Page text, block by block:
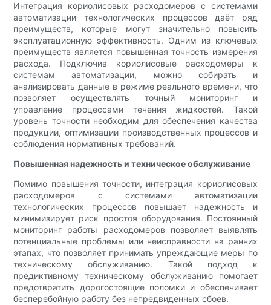
Интеграция кориолисовых расходомеров с системами
автоматизации технологических процессов даёт ряд
преимуществ, которые могут значительно повысить
эксплуатационную эффективность. Одним из ключевых
преимуществ является повышенная точность измерения
расхода. Подключив кориолисовые расходомеры к
системам автоматизации, можно собирать и
анализировать данные в режиме реального времени, что
позволяет осуществлять точный мониторинг и
управление процессами течения жидкостей. Такой
уровень точности необходим для обеспечения качества
продукции, оптимизации производственных процессов и
соблюдения нормативных требований.
Повышенная надежность и техническое обслуживание
Помимо повышения точности, интеграция кориолисовых
расходомеров с системами автоматизации
технологических процессов повышает надежность и
минимизирует риск простоя оборудования. Постоянный
мониторинг работы расходомеров позволяет выявлять
потенциальные проблемы или неисправности на ранних
этапах, что позволяет принимать упреждающие меры по
техническому обслуживанию. Такой подход к
предиктивному техническому обслуживанию помогает
предотвратить дорогостоящие поломки и обеспечивает
бесперебойную работу без непредвиденных сбоев.